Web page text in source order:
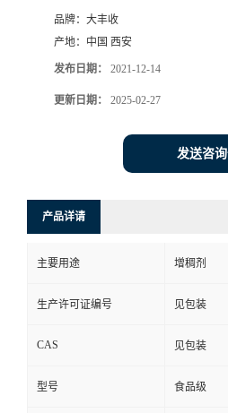
品牌： 大丰收
产地： 中国 西安
发布日期： 2021-12-14
更新日期： 2025-02-27
发送咨
产品详请
主要用途 增稠剂
生产许可证编号 见包装
CAS 见包装
型号 食品级